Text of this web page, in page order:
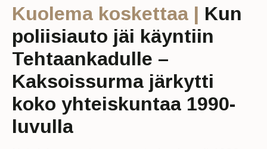
Kuolema koskettaa | Kun
poliisiauto jäi käyntiin
Tehtaankadulle –
Kaksoissurma järkytti
koko yhteiskuntaa 1990-
luvulla